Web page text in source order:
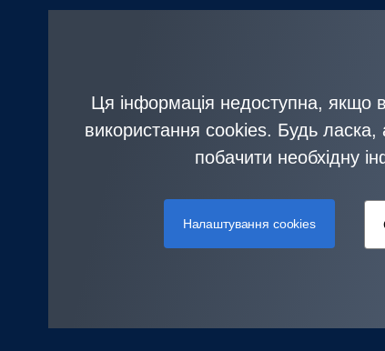
Ця інформація недоступна, якщо
використання cookies. Будь
побачити необхідну
Налаштування cookies